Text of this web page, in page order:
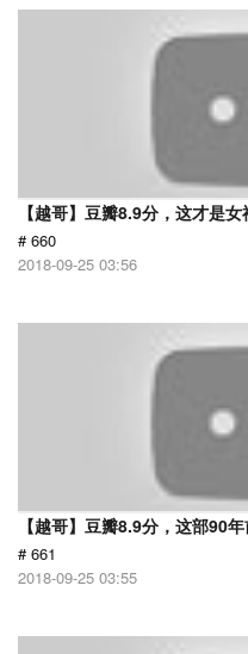
【越哥】豆瓣8.9分，这才是女
# 660
2018-09-25 03:56
【越哥】豆瓣8.9分，这部90
# 661
2018-09-25 03:55